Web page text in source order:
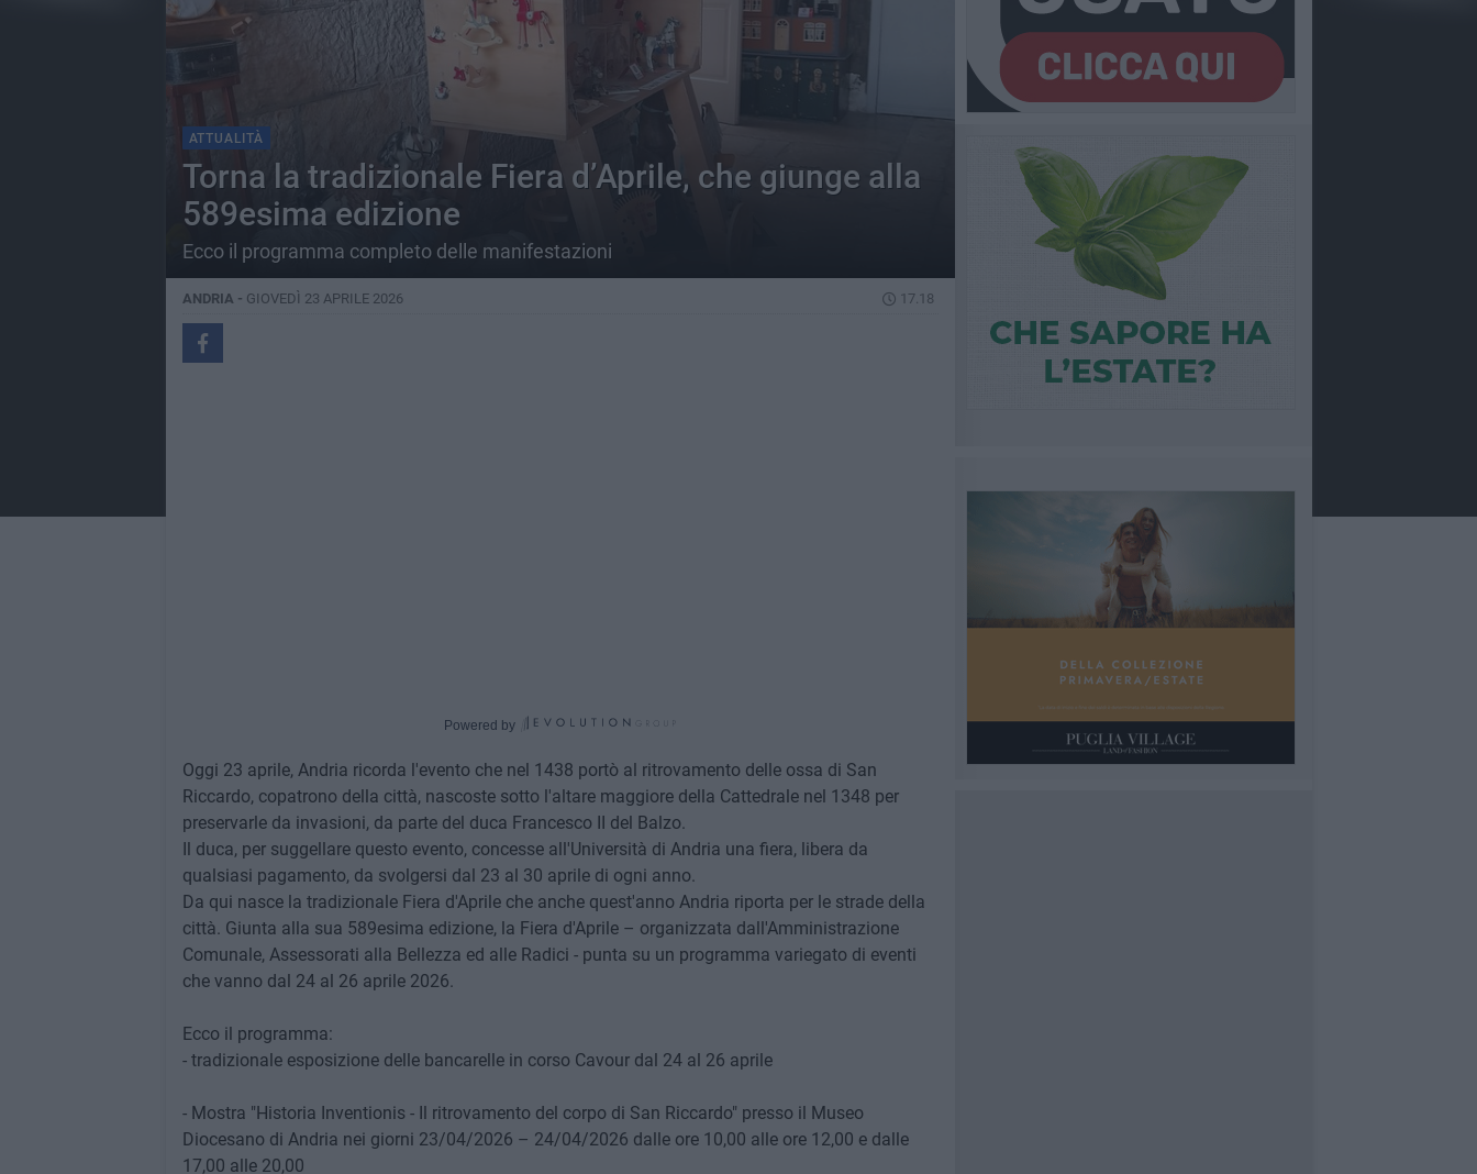
ATTUALITÀ
Torna la tradizionale Fiera d’Aprile, che giunge alla
589esima edizione
Ecco il programma completo delle manifestazioni
ANDRIA - GIOVEDÌ 23 APRILE 2026 17.18
Powered by
Oggi 23 aprile, Andria ricorda l'evento che nel 1438 portò al ritrovamento delle ossa di San
Riccardo, copatrono della città, nascoste sotto l'altare maggiore della Cattedrale nel 1348 per
preservarle da invasioni, da parte del duca Francesco II del Balzo.
Il duca, per suggellare questo evento, concesse all'Università di Andria una fiera, libera da
qualsiasi pagamento, da svolgersi dal 23 al 30 aprile di ogni anno.
Da qui nasce la tradizionale Fiera d'Aprile che anche quest'anno Andria riporta per le strade della
città. Giunta alla sua 589esima edizione, la Fiera d'Aprile – organizzata dall'Amministrazione
Comunale, Assessorati alla Bellezza ed alle Radici - punta su un programma variegato di eventi
che vanno dal 24 al 26 aprile 2026.
Ecco il programma:
- tradizionale esposizione delle bancarelle in corso Cavour dal 24 al 26 aprile
- Mostra "Historia Inventionis - Il ritrovamento del corpo di San Riccardo" presso il Museo
Diocesano di Andria nei giorni 23/04/2026 – 24/04/2026 dalle ore 10,00 alle ore 12,00 e dalle
17,00 alle 20,00